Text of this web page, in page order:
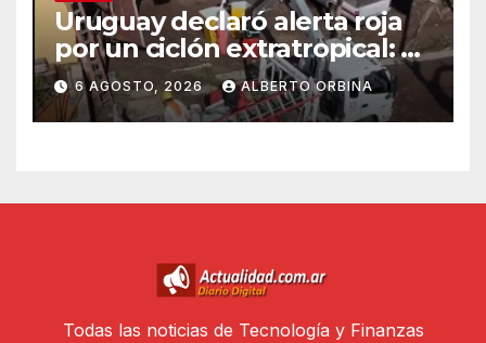
Uruguay declaró alerta roja
por un ciclón extratropical: al
menos un muerto
6 AGOSTO, 2026 ALBERTO ORBINA
Todas las noticias de Tecnología y Finanzas